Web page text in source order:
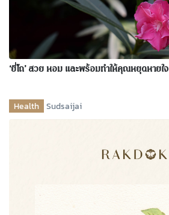
‘ยี่โถ’ สวย หอม และพร้อมทำให้คุณหยุดหายใจ
Health Sudsaijai